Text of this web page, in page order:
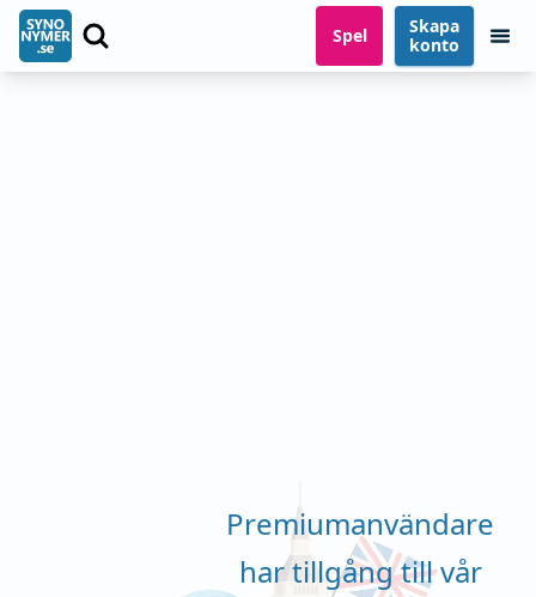
Spel
Skapa
konto
Premiumanvändare
har tillgång till vår